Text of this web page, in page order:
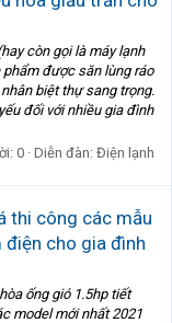
còn gọi là máy lạnh
được săn lùng ráo
biệt thự sang trọng.
đối với nhiều gia đình
0 Diễn đàn: Điện lạnh
thi công các mẫu
cho gia đình
ống gió 1.5hp tiết
model mới nhất 2021